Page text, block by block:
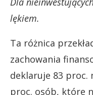
lękiem.
Ta różnica
zachowania
deklaruje 83 proc.
proc. osób, które